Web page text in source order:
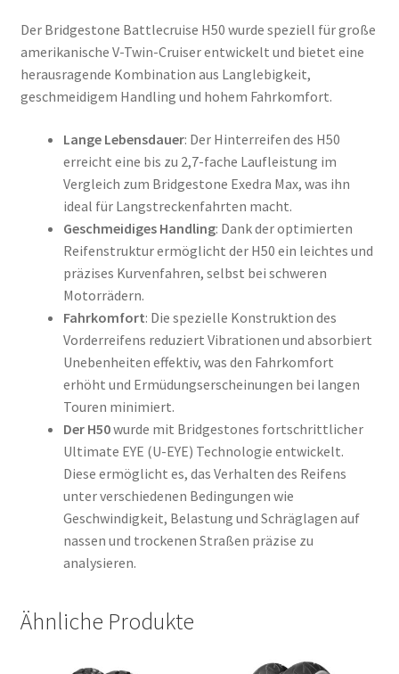
Der Bridgestone Battlecruise H50 wurde speziell für große
amerikanische V-Twin-Cruiser entwickelt und bietet eine
herausragende Kombination aus Langlebigkeit,
geschmeidigem Handling und hohem Fahrkomfort.
Lange Lebensdauer: Der Hinterreifen des H50
erreicht eine bis zu 2,7-fache Laufleistung im
Vergleich zum Bridgestone Exedra Max, was ihn
ideal für Langstreckenfahrten macht.
Geschmeidiges Handling: Dank der optimierten
Reifenstruktur ermöglicht der H50 ein leichtes und
präzises Kurvenfahren, selbst bei schweren
Motorrädern.
Fahrkomfort: Die spezielle Konstruktion des
Vorderreifens reduziert Vibrationen und absorbiert
Unebenheiten effektiv, was den Fahrkomfort
erhöht und Ermüdungserscheinungen bei langen
Touren minimiert.
Der H50wurde mit Bridgestones fortschrittlicher
Ultimate EYE (U-EYE) Technologie entwickelt.
Diese ermöglicht es, das Verhalten des Reifens
unter verschiedenen Bedingungen wie
Geschwindigkeit, Belastung und Schräglagen auf
nassen und trockenen Straßen präzise zu
analysieren.
Ähnliche Produkte